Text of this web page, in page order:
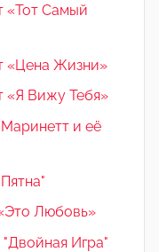
«Тот Самый
«Цена Жизни»
«Я Вижу Тебя»
и её
Любовь»
Игра"